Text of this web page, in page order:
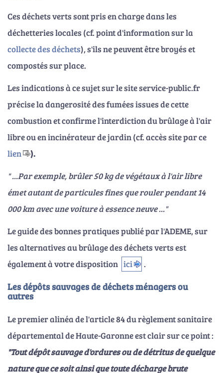
Ces déchets verts sont pris en charge dans les
déchetteries locales (cf. point d'information sur la
collecte des déchets), s'ils ne peuvent être broyés et
compostés sur place.
Les indications à ce sujet sur le site service-public.fr
précise la dangerosité des fumées issues de cette
combustion et confirme l'interdiction du brûlage à l'air
libre ou en incinérateur de jardin (cf. accès site par ce
lien
).
" ...Par exemple, brûler 50 kg de végétaux à l'air libre
émet autant de particules fines que rouler pendant 14
000 km avec une voiture à essence neuve ..."
Le guide des bonnes pratiques publié par l'ADEME, sur
les alternatives au brûlage des déchets verts est
également à votre disposition ici .
Les dépôts sauvages de déchets ménagers ou
autres
Le premier alinéa de l'article 84 du règlement sanitaire
départemental de Haute-Garonne est clair sur ce point :
"Tout dépôt sauvage d'ordures ou de détritus de quelque
nature que ce soit ainsi que toute décharge brute